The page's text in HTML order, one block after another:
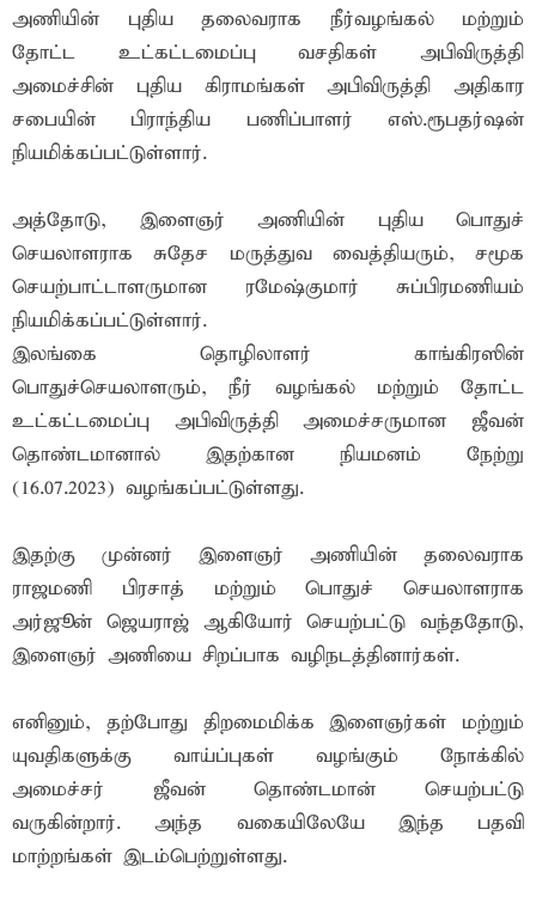
அணியின் புதிய தலைவராக நீர்வழங்கல் மற்றும்
தோட்ட உட்கட்டமைப்பு வசதிகள் அபிவிருத்தி
அமைச்சின் புதிய கிராமங்கள் அபிவிருத்தி அதிகார
சபையின் பிராந்திய பணிப்பாளர் எஸ்.ரூபதர்ஷன்
நியமிக்கப்பட்டுள்ளார்.
அத்தோடு, இளைஞர் அணியின் புதிய பொதுச்
செயலாளராக சுதேச மருத்துவ வைத்தியரும், சமூக
செயற்பாட்டாளருமான ரமேஷ்குமார் சுப்பிரமணியம்
நியமிக்கப்பட்டுள்ளார்.
இலங்கை தொழிலாளர் காங்கிரஸின்
பொதுச்செயலாளரும், நீர் வழங்கல் மற்றும் தோட்ட
உட்கட்டமைப்பு அபிவிருத்தி அமைச்சருமான ஜீவன்
தொண்டமானால் இதற்கான நியமனம் நேற்று
(16.07.2023) வழங்கப்பட்டுள்ளது.
இதற்கு முன்னர் இளைஞர் அணியின் தலைவராக
ராஜமணி பிரசாத் மற்றும் பொதுச் செயலாளராக
அர்ஜூன் ஜெயராஜ் ஆகியோர் செயற்பட்டு வந்ததோடு,
இளைஞர் அணியை சிறப்பாக வழிநடத்தினார்கள்.
எனினும், தற்போது திறமைமிக்க இளைஞர்கள் மற்றும்
யுவதிகளுக்கு வாய்ப்புகள் வழங்கும் நோக்கில்
அமைச்சர் ஜீவன் தொண்டமான் செயற்பட்டு
வருகின்றார். அந்த வகையிலேயே இந்த பதவி
மாற்றங்கள் இடம்பெற்றுள்ளது.